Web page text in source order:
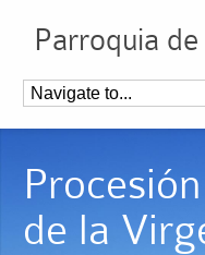
Parroquia
de la